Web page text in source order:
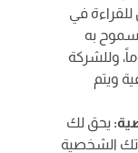
في
به
خلال مدة لا تتجاوز (30) يوماً، وللشركة
يوماً إضافية ويتم
يحق لك
الشخصية